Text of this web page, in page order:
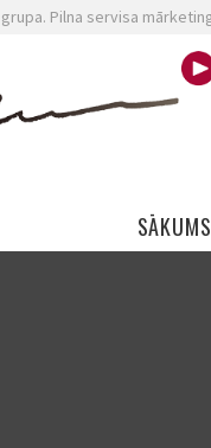
Pilna servisa
Skip
SĀKUMS